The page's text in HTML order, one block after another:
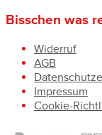
Bisschen was
Widerruf
AGB
Impressum
Cookie-